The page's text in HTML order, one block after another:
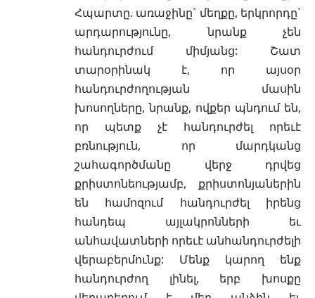
Հպարտը. առաջինը` մեղքը, երկրորդը`
արդարությունը, նրանք չեն
հանդուրժում միմյանց: Շատ
տարօրինակ է, որ այսօր
հանդուրժողության մասին
խոսողները, նրանք, ովքեր պնդում են,
որ պետք չէ հանդուրժել որեւէ
բռնություն, որ մարդկանց
շահագործմանը վերջ դրվեց
քրիստոնեությամբ, քրիստոնյաներին
են համոզում հանդուրժել իրենց
հանդեպ այլակրոնների եւ
անհավատների որեւէ անհանդուրժելի
վերաբերմունք: Մենք կարող ենք
հանդուրժող լինել, երբ խոսքը